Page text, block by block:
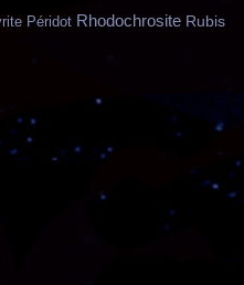
Péridot Rhodochrosite Rubis